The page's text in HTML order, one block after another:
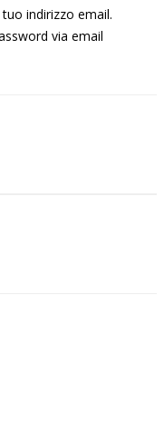
indirizzo email.
via email